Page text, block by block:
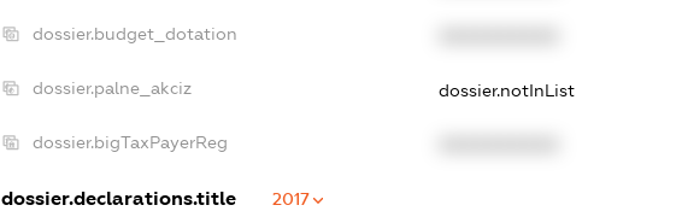
dossier.budget_dotation
dossier.palne_akciz dossier.notInList
dossier.bigTaxPayerReg
dossier.declarations.title 2017